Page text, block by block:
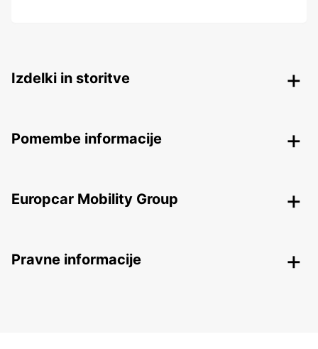
Izdelki in storitve
Pomembe informacije
Europcar Mobility Group
Pravne informacije